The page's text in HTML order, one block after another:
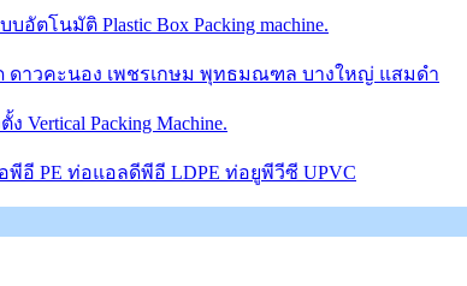
ตโนมัติ Plastic Box Packing machine.
าวคะนอง เพชรเกษม พุทธมณฑล บางใหญ่ แสมดำ
Vertical Packing Machine.
อี PE ท่อแอลดีพีอี LDPE ท่อยูพีวีซี UPVC